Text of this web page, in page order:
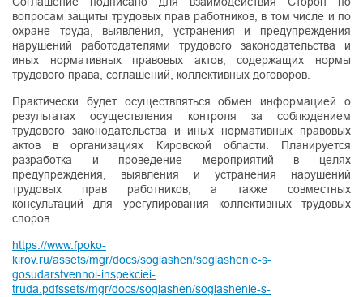
вопросам защиты трудовых прав работников, в том числе и по
охране труда, выявления, устранения и предупреждения
нарушений работодателями трудового законодательства и
иных нормативных правовых актов, содержащих нормы
трудового права, соглашений, коллективных договоров.
Практически будет осуществляться обмен информацией о
результатах осуществления контроля за соблюдением
трудового законодательства и иных нормативных правовых
актов в организациях Кировской области. Планируется
разработка и проведение мероприятий в целях
предупреждения, выявления и устранения нарушений
трудовых прав работников, а также совместных
консультаций для урегулирования коллективных трудовых
споров.
https://www.fpoko-
kirov.ru/assets/mgr/docs/soglashen/soglashenie-s-
gosudarstvennoi-inspekciei-
truda.pdfssets/mgr/docs/soglashen/soglashenie-s-